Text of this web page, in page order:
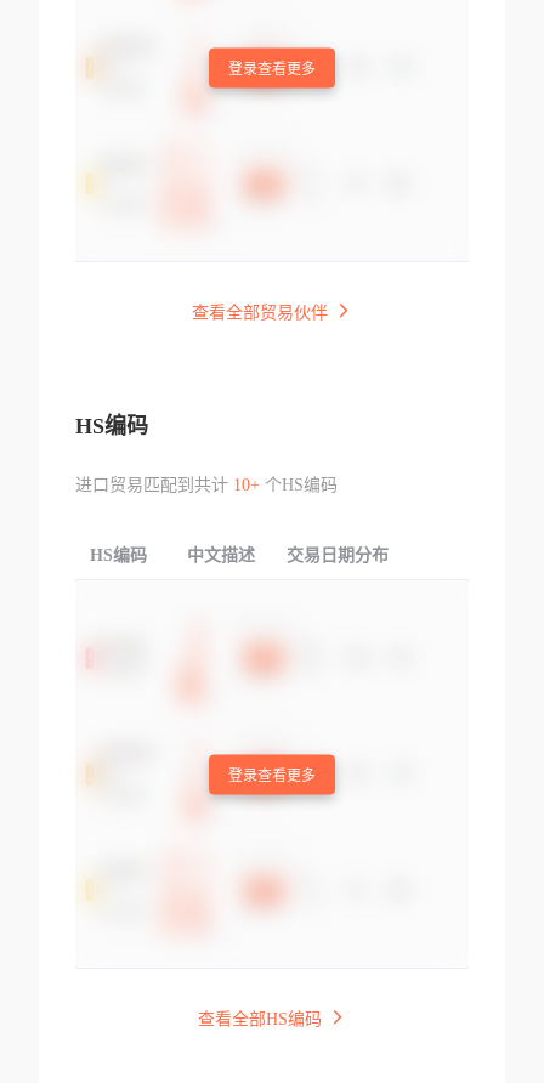
登录查看更多
查看全部贸易伙伴
HS编码
进口贸易匹配到共计 10+个HS编码
HS编码 中文描述 交易日期分布
登录查看更多
查看全部HS编码